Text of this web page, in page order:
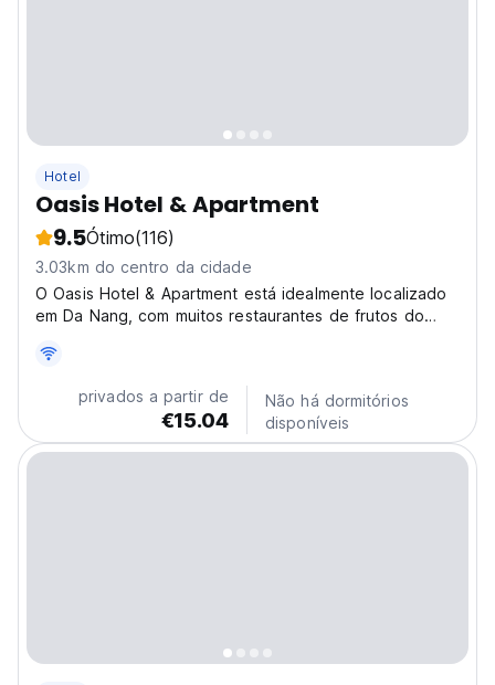
Hotel
Oasis Hotel & Apartment
9.5Ótimo(116)
3.03km do centro da cidade
O Oasis Hotel & Apartment está idealmente localizado
em Da Nang, com muitos restaurantes de frutos do
conveniência ao redor.
privados a partir de
€15.04
Não há dormitórios
disponíveis